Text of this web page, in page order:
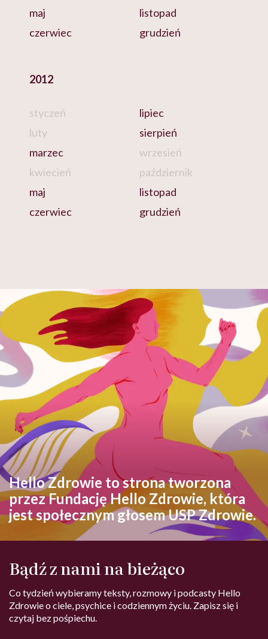
maj
czerwiec
listopad
grudzień
2012
styczeń
luty
marzec
kwiecień
maj
czerwiec
lipiec
sierpień
wrzesień
październik
listopad
grudzień
Hello Zdrowie to strona tworzona
przez Fundację Hello Zdrowie, która
jest społecznym głosem USP Zdrowie.
Bądź z nami na bieżąco
Co tydzień wybieramy teksty, rozmowy i podcasty Hello
Zdrowie o ciele, psychice i codziennym życiu. Zapisz się i
czytaj bez pośpiechu.